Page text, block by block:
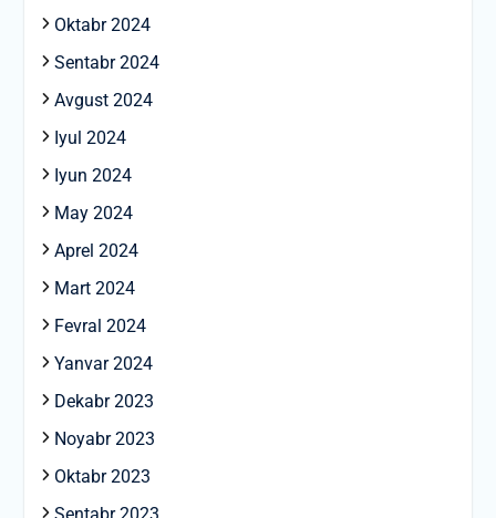
Oktabr 2024
Sentabr 2024
Avgust 2024
Iyul 2024
Iyun 2024
May 2024
Aprel 2024
Mart 2024
Fevral 2024
Yanvar 2024
Dekabr 2023
Noyabr 2023
Oktabr 2023